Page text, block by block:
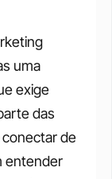
uma
exige
das
conectar de
entender